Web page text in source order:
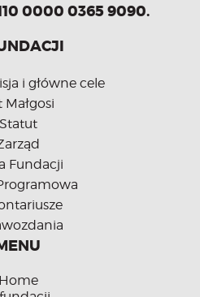
0000 0365 9090.
i główne cele
Małgosi
Statut
Fundacji
Home